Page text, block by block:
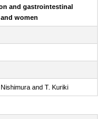
and gastrointestinal
women
and T. Kuriki